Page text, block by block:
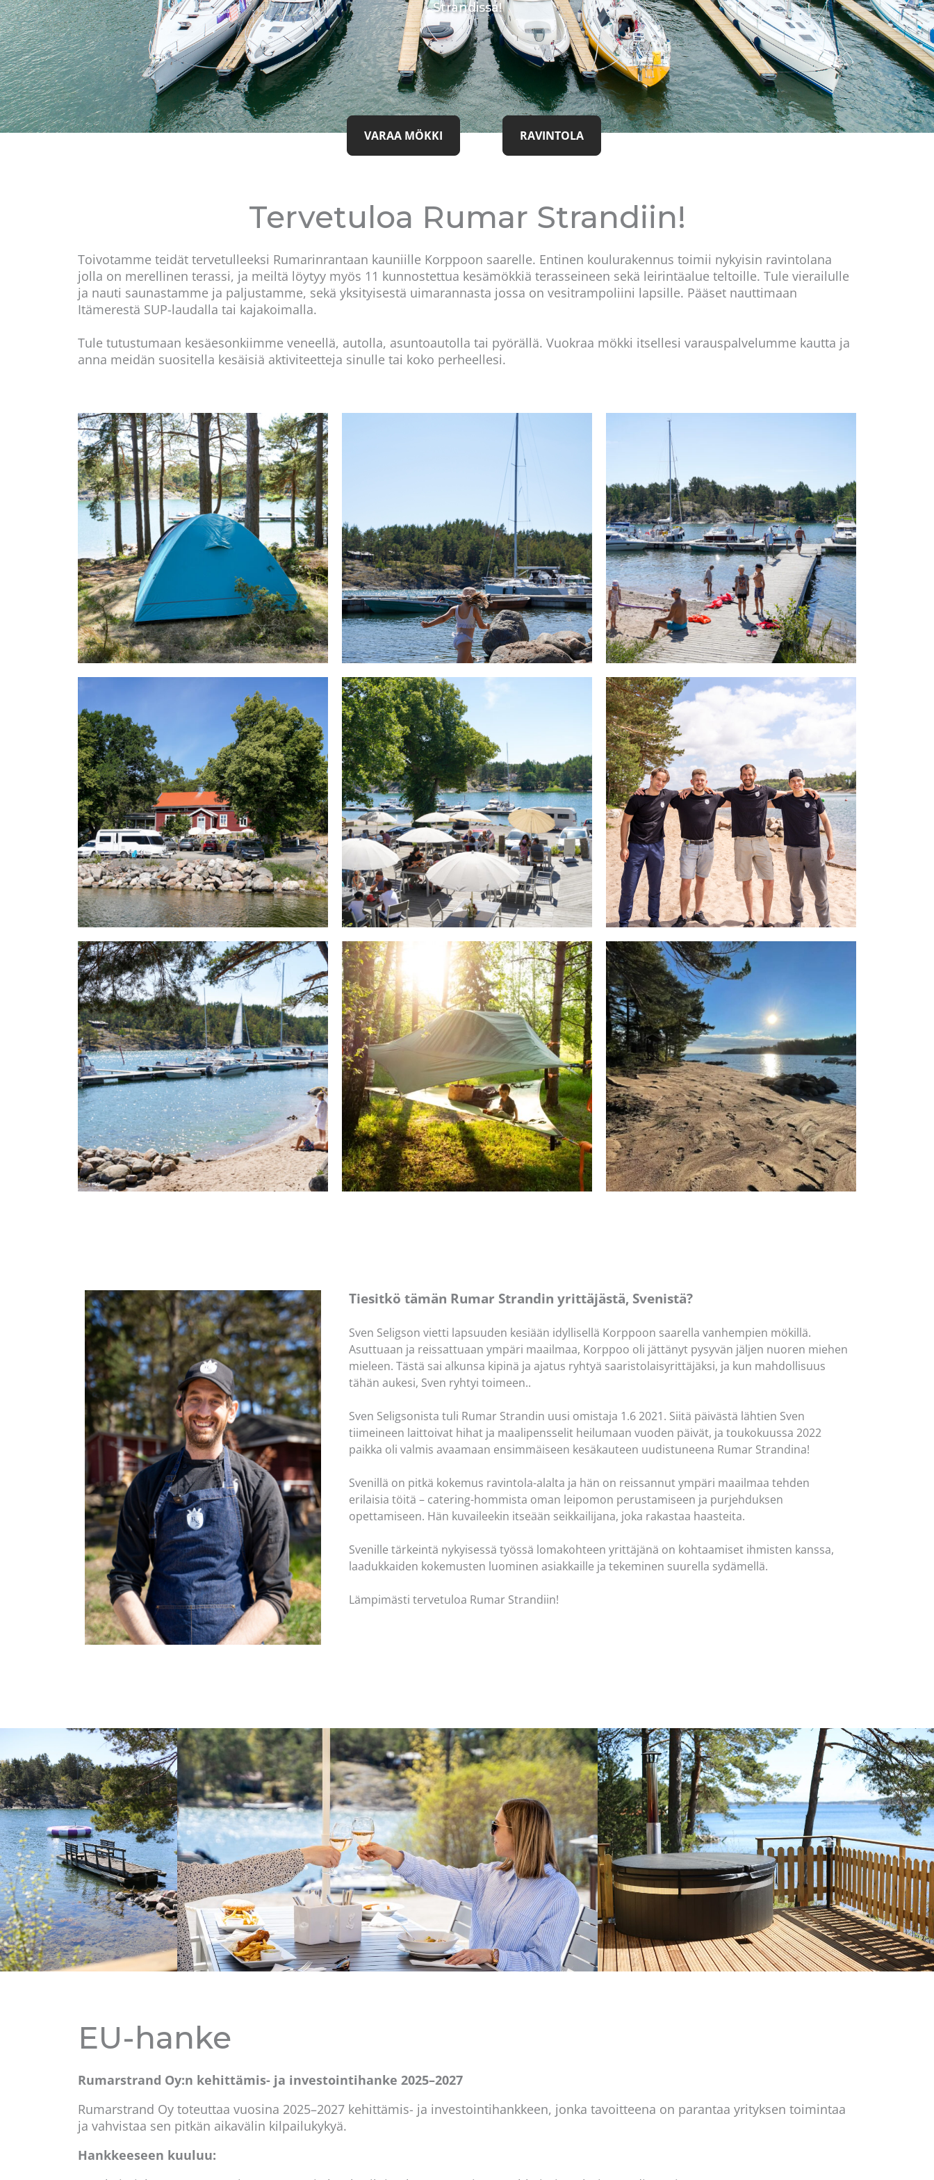
Strandissa!
VARAA MÖKKI RAVINTOLA
Tervetuloa Rumar Strandiin!
Toivotamme teidät tervetulleeksi Rumarinrantaan kauniille Korppoon saarelle. Entinen koulurakennus toimii nykyisin ravintolana
jolla on merellinen terassi, ja meiltä löytyy myös 11 kunnostettua kesämökkiä terasseineen sekä leirintäalue teltoille. Tule vierailulle
ja nauti saunastamme ja paljustamme, sekä yksityisestä uimarannasta jossa on vesitrampoliini lapsille. Pääset nauttimaan
Itämerestä SUP-laudalla tai kajakoimalla.
Tule tutustumaan kesäesonkiimme veneellä, autolla, asuntoautolla tai pyörällä. Vuokraa mökki itsellesi varauspalvelumme kautta ja
anna meidän suositella kesäisiä aktiviteetteja sinulle tai koko perheellesi.
Tiesitkö tämän Rumar Strandin yrittäjästä, Svenistä?
Sven Seligson vietti lapsuuden kesiään idyllisellä Korppoon saarella vanhempien mökillä.
Asuttuaan ja reissattuaan ympäri maailmaa, Korppoo oli jättänyt pysyvän jäljen nuoren miehen
mieleen. Tästä sai alkunsa kipinä ja ajatus ryhtyä saaristolaisyrittäjäksi, ja kun mahdollisuus
tähän aukesi, Sven ryhtyi toimeen.. ⁠
Sven Seligsonista tuli Rumar Strandin uusi omistaja 1.6 2021. Siitä päivästä lähtien Sven
tiimeineen laittoivat hihat ja maalipensselit heilumaan vuoden päivät, ja toukokuussa 2022
paikka oli valmis avaamaan ensimmäiseen kesäkauteen uudistuneena Rumar Strandina!⁠
Svenillä on pitkä kokemus ravintola-alalta ja hän on reissannut ympäri maailmaa tehden
erilaisia töitä – catering-hommista oman leipomon perustamiseen ja purjehduksen
opettamiseen. Hän kuvaileekin itseään seikkailijana, joka rakastaa haasteita. ⁠
Svenille tärkeintä nykyisessä työssä lomakohteen yrittäjänä on kohtaamiset ihmisten kanssa,
laadukkaiden kokemusten luominen asiakkaille ja tekeminen suurella sydämellä.
Lämpimästi tervetuloa Rumar Strandiin!
EU-hanke
Rumarstrand Oy:n kehittämis- ja investointihanke 2025–2027
Rumarstrand Oy toteuttaa vuosina 2025–2027 kehittämis- ja investointihankkeen, jonka tavoitteena on parantaa yrityksen toimintaa
ja vahvistaa sen pitkän aikavälin kilpailukykyä.
Hankkeeseen kuuluu: